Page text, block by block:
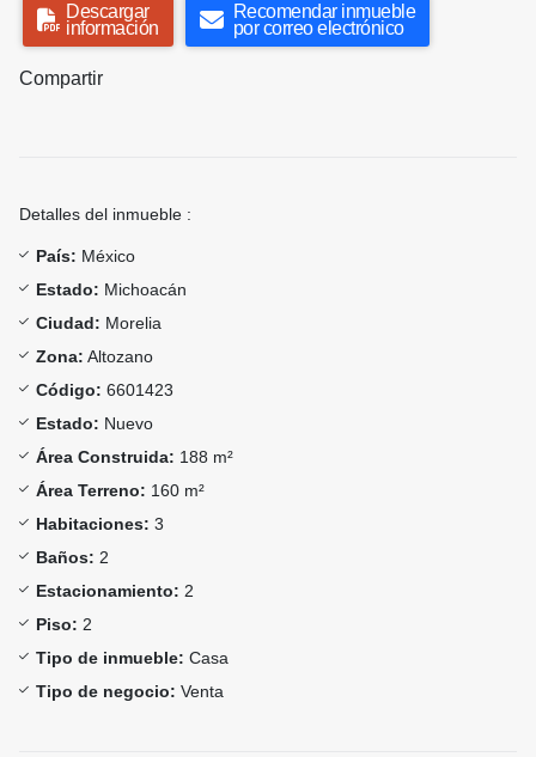
Descargar
información
Recomendar inmueble
por correo electrónico
Compartir
Detalles del inmueble :
País: México
Estado: Michoacán
Ciudad: Morelia
Zona: Altozano
Código: 6601423
Estado: Nuevo
Área Construida: 188 m²
Área Terreno: 160 m²
Habitaciones: 3
Baños: 2
Estacionamiento: 2
Piso: 2
Tipo de inmueble: Casa
Tipo de negocio: Venta